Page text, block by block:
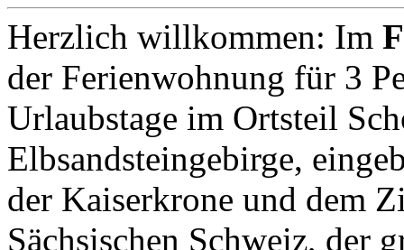
Herzlich willkommen: Im
der Ferienwohnung für 3
Urlaubstage im Ortsteil
Elbsandsteingebirge,
der Kaiserkrone und dem
Sächsischen Schweiz, der